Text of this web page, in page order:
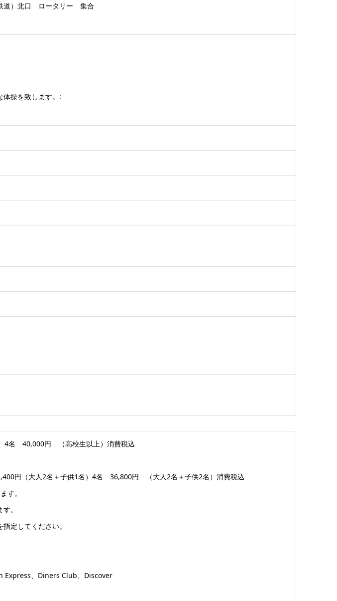
道）北口 ロータリー 集合
操を致します。:
40,000円 （高校生以上）消費税込
（大人2名＋子供1名）4名 36,800円 （大人2名＋子供2名）消費税込
す。
。
定してください。
Express、Diners Club、Discover